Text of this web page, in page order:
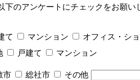
下のアンケートにチェックをお願い
て マンション
オフィス・シ
戸建て
マンション
市 総社市
その他